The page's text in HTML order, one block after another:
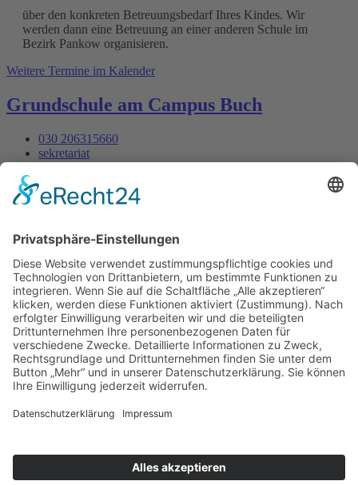
über den konkreten Betreuungsbedarf Ihres Kindes. Wir
werden dann eine Betreuung an einer anderen Schule im
Bezirk Pankow organisieren.
Weitere Termine im Kalender
Grundschule am Campus Buch
030 206315660
sekretariat
Mo - Fr : 07:30 - 13:30
Datenschutz
Webdesign